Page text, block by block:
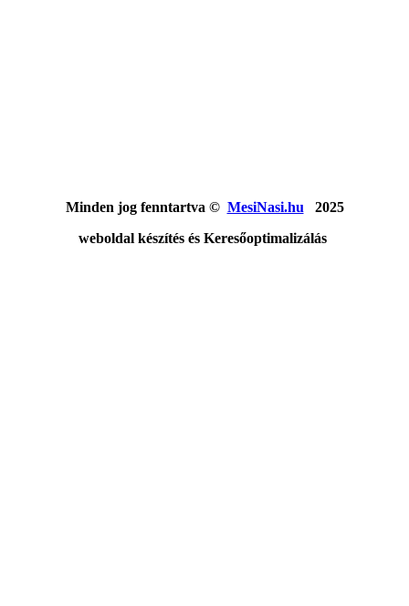
Minden jog fenntartva © MesiNasi.hu 2025
weboldal készítés és Keresőoptimalizálás